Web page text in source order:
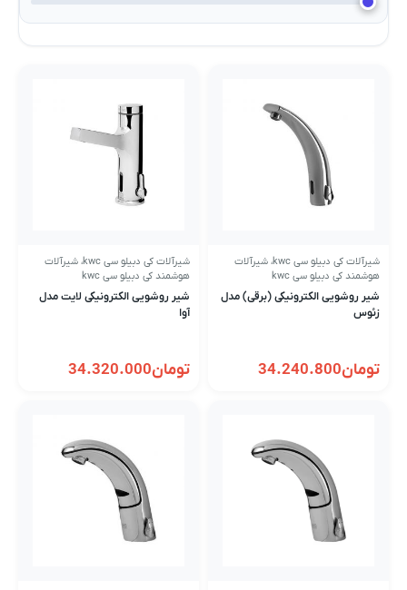
شیرآلات کی دبیلو سی kwc ، شیرآلات
هوشمند کی دبیلو سی kwc
شیر روشویی الکترونیکی (برقی) مدل
زئوس
تومان34.240.800
شیرآلات کی دبیلو سی kwc ، شیرآلات
هوشمند کی دبیلو سی kwc
شیر روشویی الکترونیکی لایت مدل
آوا
تومان34.320.000